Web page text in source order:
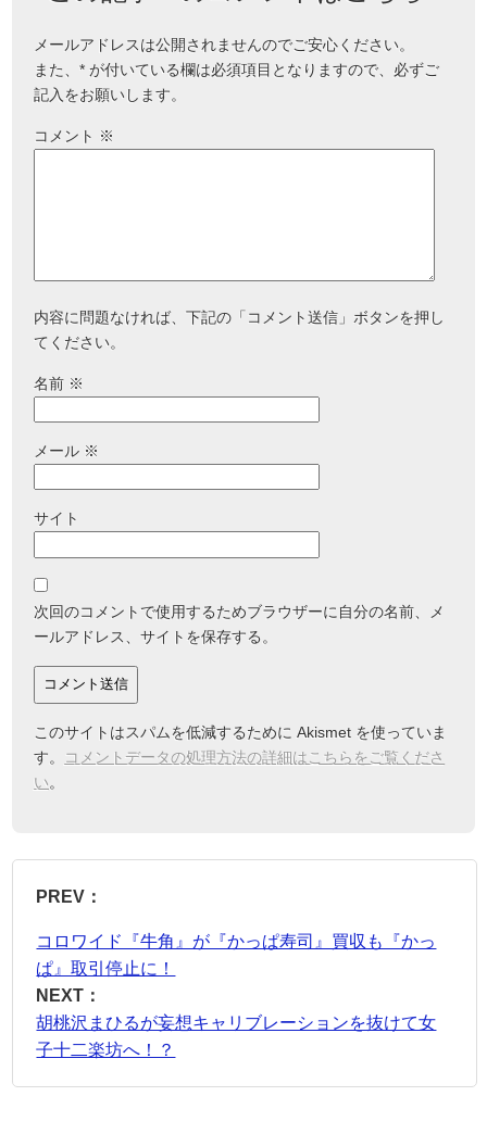
メールアドレスは公開されませんのでご安心ください。
また、* が付いている欄は必須項目となりますので、必ずご
記入をお願いします。
コメント ※
内容に問題なければ、下記の「コメント送信」ボタンを押し
てください。
名前 ※
メール ※
サイト
次回のコメントで使用するためブラウザーに自分の名前、メ
ールアドレス、サイトを保存する。
このサイトはスパムを低減するために Akismet を使っていま
す。
コメントデータの処理方法の詳細はこちらをご覧くださ
い。
PREV：
コロワイド『牛角』が『かっぱ寿司』買収も『かっ
ぱ』取引停止に！
NEXT：
胡桃沢まひるが妄想キャリブレーションを抜けて女
子十二楽坊へ！？